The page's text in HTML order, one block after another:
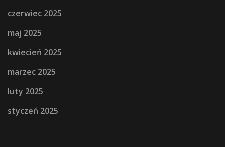
czerwiec 2025
maj 2025
kwiecień 2025
marzec 2025
luty 2025
styczeń 2025